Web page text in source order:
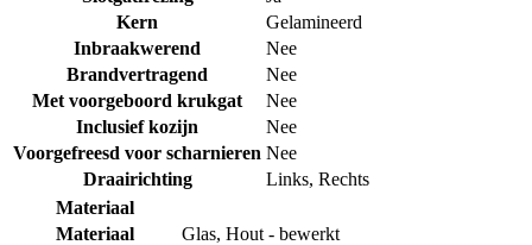
Kern
Gelamineerd
Inbraakwerend
Nee
Brandvertragend
Nee
Met voorgeboord krukgat
Nee
Inclusief kozijn
Nee
Voorgefreesd voor scharnieren Nee
Draairichting
Links, Rechts
Materiaal
Materiaal
Glas, Hout - bewerkt